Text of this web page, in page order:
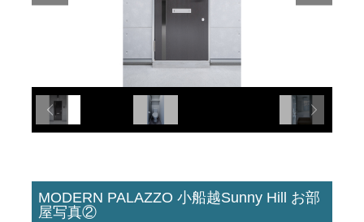
MODERN PALAZZO 小船越Sunny Hill お部
屋写真②